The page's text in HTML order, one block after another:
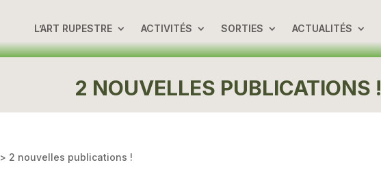
L’ART RUPESTRE ACTIVITÉS SORTIES ACTUALITÉS
2 NOUVELLES PUBLICATIONS !
> 2 nouvelles publications !